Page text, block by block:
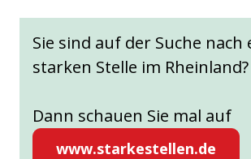
Sie sind auf der Suche nach
starken Stelle im Rheinland?
Dann schauen Sie mal auf
www.starkestellen.de